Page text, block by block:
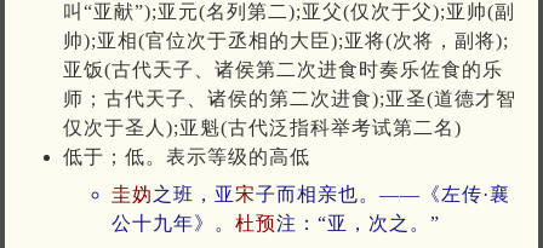
叫“亚献”);亚元(名列第二);亚父(仅次于父);亚帅(副
帅);亚相(官位次于丞相的大臣);亚将(次将，副将);
亚饭(古代天子、诸侯第二次进食时奏乐佐食的乐
师；古代天子、诸侯的第二次进食);亚圣(道德才智
仅次于圣人);亚魁(古代泛指科举考试第二名)
低于；低。表示等级的高低
圭妫之班，亚宋子而相亲也。——《左传·襄
公十九年》。 杜预注：“亚，次之。”